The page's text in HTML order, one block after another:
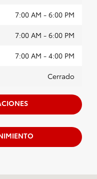
7:00 AM - 6:00 PM
7:00 AM - 6:00 PM
7:00 AM - 4:00 PM
Cerrado